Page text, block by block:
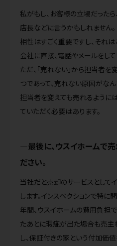
私がもし、お客様の立場だったら
店長などに言うかもしれません。
相性はすごく重要ですし、それは
会社に直接、電話やメールをし
ただ、「売れない」から担当者を
つであって、売れない原因がな
担当者を変えても売れるように
ていただく必要はあります。
最後に、ウスイホームで
ださい。
当社だと売却のサービスとして
します。インスペクションで特
年間、ウスイホームの費用負担
たあとに瑕疵が出た場合も売主
し、保証付きの家という付加価